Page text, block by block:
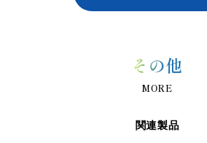
その他
MORE
関連製品